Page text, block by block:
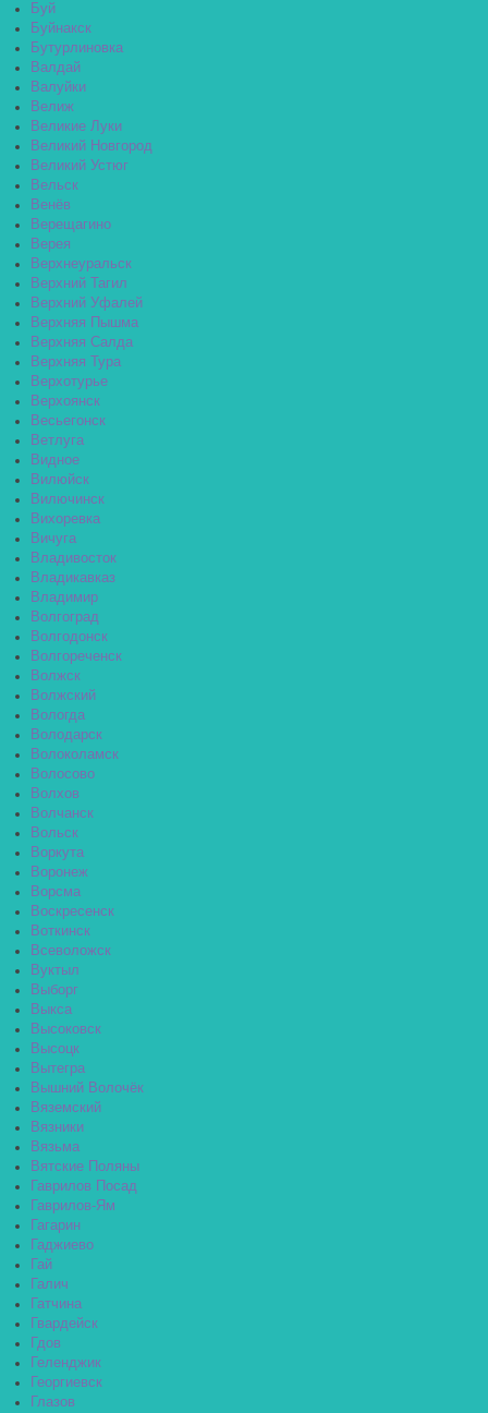
Буй
Буйнакск
Бутурлиновка
Валдай
Валуйки
Велиж
Великие Луки
Великий Новгород
Великий Устюг
Вельск
Венёв
Верещагино
Верея
Верхнеуральск
Верхний Тагил
Верхний Уфалей
Верхняя Пышма
Верхняя Салда
Верхняя Тура
Верхотурье
Верхоянск
Весьегонск
Ветлуга
Видное
Вилюйск
Вилючинск
Вихоревка
Вичуга
Владивосток
Владикавказ
Владимир
Волгоград
Волгодонск
Волгореченск
Волжск
Волжский
Вологда
Володарск
Волоколамск
Волосово
Волхов
Волчанск
Вольск
Воркута
Воронеж
Ворсма
Воскресенск
Воткинск
Всеволожск
Вуктыл
Выборг
Выкса
Высоковск
Высоцк
Вытегра
Вышний Волочёк
Вяземский
Вязники
Вязьма
Вятские Поляны
Гаврилов Посад
Гаврилов-Ям
Гагарин
Гаджиево
Гай
Галич
Гатчина
Гвардейск
Гдов
Геленджик
Георгиевск
Глазов